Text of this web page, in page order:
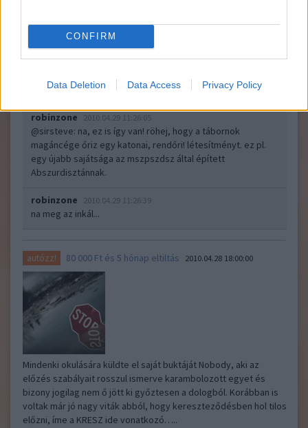
CONFIRM
Data Deletion Data Access Privacy Policy
a választás nem pusztán vélemyénynyilvánítás. hanem
döntés. aki az élet egyéb területén sincs döntési
helyzetben, mert képtelen rá, annak semmi sem indokolja,
döntsön. elég hülye marad így is döntési helyzetben!:)
robinzone 2010.04.29 11:26:05
@sirsteve: na, ez is így van! röhej, hogy a tábornok
magáncége őriz egy katonai, rendőri! létesítményt. ez pl.
egy újabb sajátsága az mszpszdsz által épített
Abszurdisztánnak.
robinzone 2010.04.29 11:26:39
na meg az inkál...
autózz! 80 000 Ft és 5 hónap eltiltás 2010.04.28 18:00:00
Mindenki okulására küldte el saját buktáját Nobody, aki az
előzés szabályait rosszul ismerve karambolozott egyet és
bizony jogilag nem ő jött ki győztesen a dologból. Korábban is
voltak már jó nagy viták abból, hogy kereszteződésben hol tilos
előzni, íme a KRESZ ide vonatkozó…..